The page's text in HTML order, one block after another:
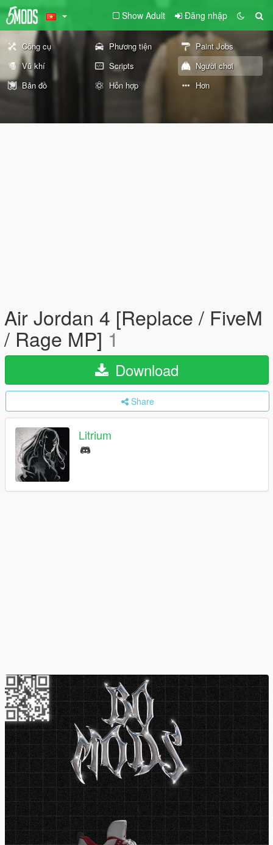
Show Adult Đăng nhập
Công cụ Phương tiện
Paint Jobs
Vũ khí
Scripts
Người chơi
Bản đồ
Hỗn hợp Hơn
Air Jordan 4 [Replace / FiveM
/ Rage MP] 1
Download
Share
Litrium